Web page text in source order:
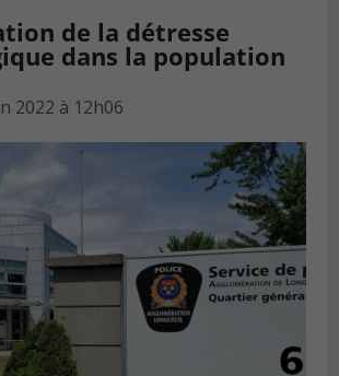
de la détresse
dans la population
2022 à 12h06